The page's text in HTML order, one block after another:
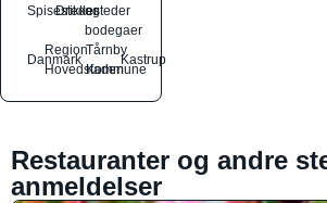
Spisesteder
Drikkesteder
og
bodegaer
Danmark
Region
Hovedstaden
Tårnby
Kommune
Kastrup
Restauranter og andre
anmeldelser